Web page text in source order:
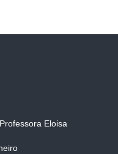
Eloisa